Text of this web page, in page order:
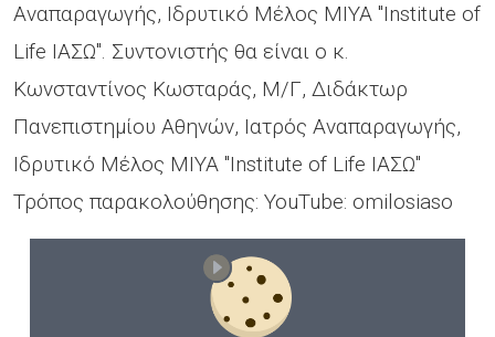
Αναπαραγωγής, Ιδρυτικό Μέλος ΜΙΥΑ "Institute of
Life ΙΑΣΩ". Συντονιστής θα είναι ο κ.
Κωνσταντίνος Κωσταράς, Μ/Γ, Διδάκτωρ
Πανεπιστημίου Αθηνών, Ιατρός Αναπαραγωγής,
Ιδρυτικό Μέλος ΜΙΥΑ "Institute of Life ΙΑΣΩ"
Τρόπος παρακολούθησης: YouTube: omilosiaso